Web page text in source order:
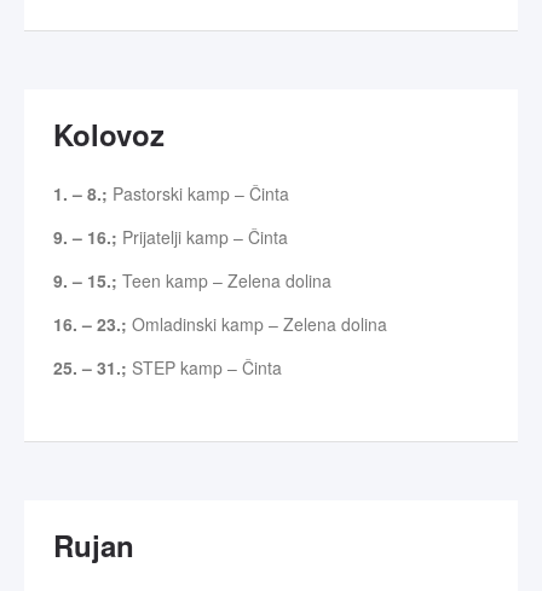
Kolovoz
1. – 8.; Pastorski kamp – Činta
9. – 16.; Prijatelji kamp – Činta
9. – 15.; Teen kamp – Zelena dolina
16. – 23.; Omladinski kamp – Zelena dolina
25. – 31.; STEP kamp – Činta
Rujan